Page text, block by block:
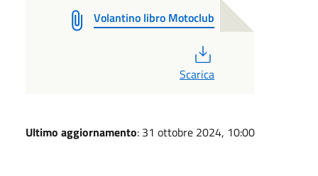
Volantino libro Motoclub
Scarica
Ultimo aggiornamento: 31 ottobre 2024, 10:00